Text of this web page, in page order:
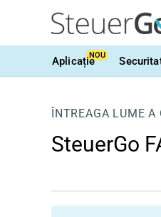
AplicațieNOU
ÎNTREAGA LUME A
SteuerGo